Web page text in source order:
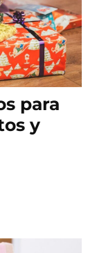
para
y